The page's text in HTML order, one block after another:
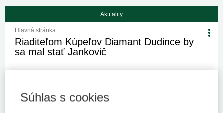
Aktuality
Hlavná stránka
Riaditeľom Kúpeľov Diamant Dudince by
sa mal stať Jankovič
Vo výberovo konaní na post riaditeľa štátneho podniku Kúpele
Diamant Dudince, š.p. uspel Ľuboslav Jankovič.
Súhlas s cookies